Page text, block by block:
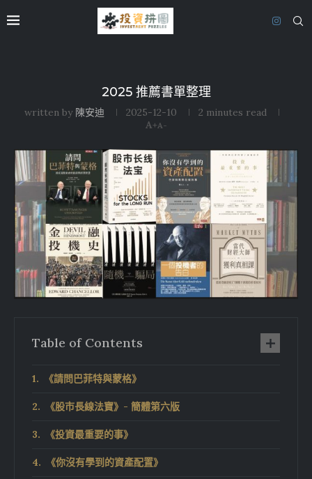
2025 推薦書單整理
written by 陳安迪 2025-12-10
2 minutes read
A+A-
Table of Contents
《請問巴菲特與蒙格》
《股市長線法寶》- 簡體第六版
《投資最重要的事》
《你沒有學到的資產配置》